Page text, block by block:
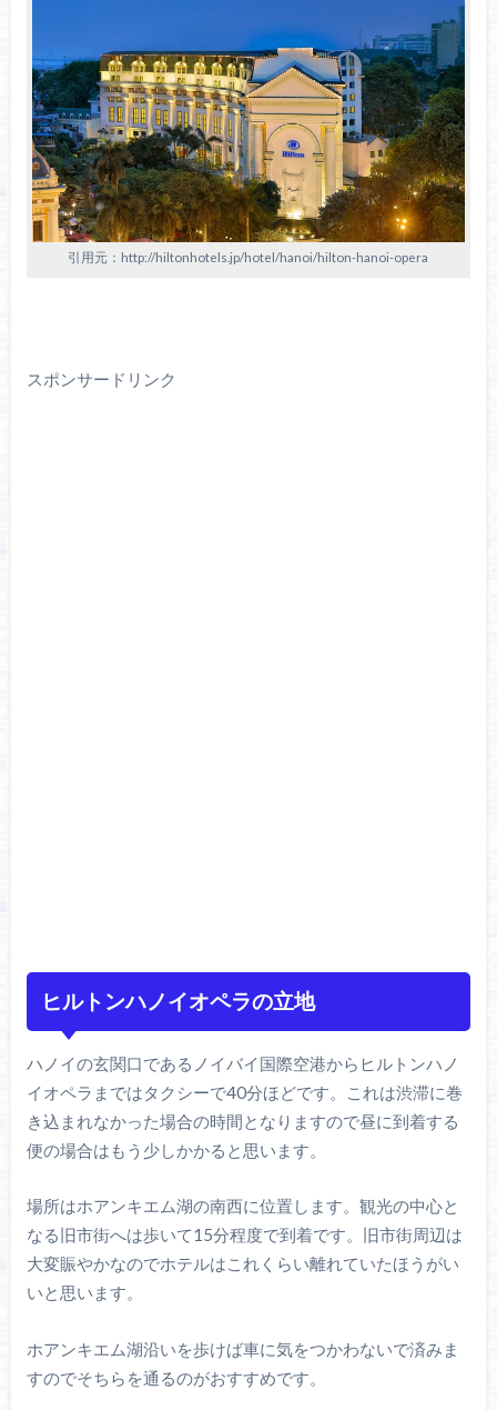
引用元：http://hiltonhotels.jp/hotel/hanoi/hilton-hanoi-opera
スポンサードリンク
ヒルトンハノイオペラの立地
ハノイの玄関口であるノイバイ国際空港からヒルトンハノ
イオペラまではタクシーで40分ほどです。これは渋滞に巻
き込まれなかった場合の時間となりますので昼に到着する
便の場合はもう少しかかると思います。
場所はホアンキエム湖の南西に位置します。観光の中心と
なる旧市街へは歩いて15分程度で到着です。旧市街周辺は
大変賑やかなのでホテルはこれくらい離れていたほうがい
いと思います。
ホアンキエム湖沿いを歩けば車に気をつかわないで済みま
すのでそちらを通るのがおすすめです。